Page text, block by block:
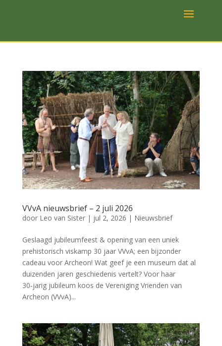
VVvA nieuwsbrief – 2 juli 2026
door Leo van Sister| jul 2, 2026 | Nieuwsbrief
Geslaagd jubileumfeest & opening van een uniek
prehistorisch viskamp 30 jaar VVvA; een bijzonder
cadeau voor Archeon! Wat geef je een museum dat al
duizenden jaren geschiedenis vertelt? Voor haar
30‑jarig jubileum koos de Vereniging Vrienden van
Archeon (VVvA)...